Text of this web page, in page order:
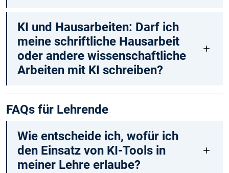
KI und Hausarbeiten: Darf ich
meine schriftliche Hausarbeit
oder andere wissenschaftliche
Arbeiten mit KI schreiben?
FAQs für Lehrende
Wie entscheide ich, wofür ich
den Einsatz von KI-Tools in
meiner Lehre erlaube?